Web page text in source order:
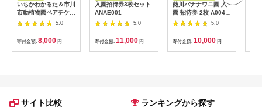
いちかわかるた＆市川
市動植物園ペアチケッ
ト 【12203-0196】
5.0
寄付金額: 8,000 円
入園招待券3枚セット
ANAE001
5.0
寄付金額: 11,000 円
熱川バナナワニ園 入
園 招待券 2枚 A004
／ 熱帯 動植物園 チケ
ット 静岡県 東伊豆町
5.0
寄付金額: 10,000 円
サイト比較 ランキングから探す